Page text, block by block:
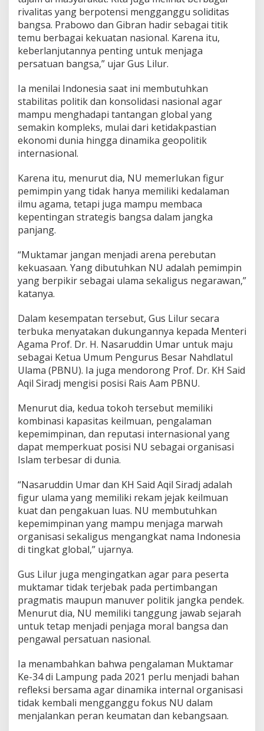
rivalitas yang berpotensi mengganggu soliditas
bangsa. Prabowo dan Gibran hadir sebagai titik
temu berbagai kekuatan nasional. Karena itu,
keberlanjutannya penting untuk menjaga
persatuan bangsa,” ujar Gus Lilur.
Ia menilai Indonesia saat ini membutuhkan
stabilitas politik dan konsolidasi nasional agar
mampu menghadapi tantangan global yang
semakin kompleks, mulai dari ketidakpastian
ekonomi dunia hingga dinamika geopolitik
internasional.
Karena itu, menurut dia, NU memerlukan figur
pemimpin yang tidak hanya memiliki kedalaman
ilmu agama, tetapi juga mampu membaca
kepentingan strategis bangsa dalam jangka
panjang.
“Muktamar jangan menjadi arena perebutan
kekuasaan. Yang dibutuhkan NU adalah pemimpin
yang berpikir sebagai ulama sekaligus negarawan,”
katanya.
Dalam kesempatan tersebut, Gus Lilur secara
terbuka menyatakan dukungannya kepada Menteri
Agama Prof. Dr. H. Nasaruddin Umar untuk maju
sebagai Ketua Umum Pengurus Besar Nahdlatul
Ulama (PBNU). Ia juga mendorong Prof. Dr. KH Said
Aqil Siradj mengisi posisi Rais Aam PBNU.
Menurut dia, kedua tokoh tersebut memiliki
kombinasi kapasitas keilmuan, pengalaman
kepemimpinan, dan reputasi internasional yang
dapat memperkuat posisi NU sebagai organisasi
Islam terbesar di dunia.
“Nasaruddin Umar dan KH Said Aqil Siradj adalah
figur ulama yang memiliki rekam jejak keilmuan
kuat dan pengakuan luas. NU membutuhkan
kepemimpinan yang mampu menjaga marwah
organisasi sekaligus mengangkat nama Indonesia
di tingkat global,” ujarnya.
Gus Lilur juga mengingatkan agar para peserta
muktamar tidak terjebak pada pertimbangan
pragmatis maupun manuver politik jangka pendek.
Menurut dia, NU memiliki tanggung jawab sejarah
untuk tetap menjadi penjaga moral bangsa dan
pengawal persatuan nasional.
Ia menambahkan bahwa pengalaman Muktamar
Ke-34 di Lampung pada 2021 perlu menjadi bahan
refleksi bersama agar dinamika internal organisasi
tidak kembali mengganggu fokus NU dalam
menjalankan peran keumatan dan kebangsaan.